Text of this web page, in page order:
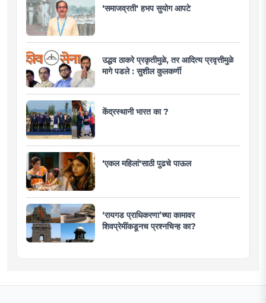
'समाजव्रती' हभप सुयोग आपटे
उद्धव ठाकरे प्रकृतीमुळे, तर आदित्य प्रवृत्तीमुळे
मागे पडले : सुशील कुलकर्णी
केंद्रस्थानी भारत का ?
'एकल महिलां'साठी पुढचे पाऊल
‘रायगड प्राधिकरणा’च्या कामावर
शिवप्रेमींकडूनच प्रश्नचिन्ह का?